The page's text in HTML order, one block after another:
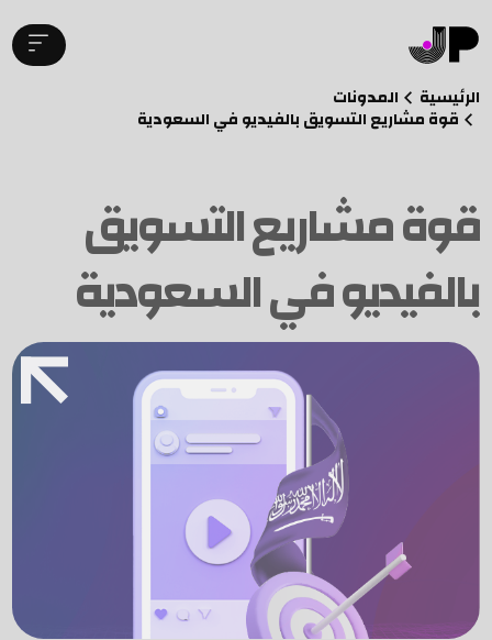
الرئيسية المدونات
قوة مشاريع التسويق بالفيديو في السعودية
قوة مشاريع التسويق
بالفيديو في السعودية